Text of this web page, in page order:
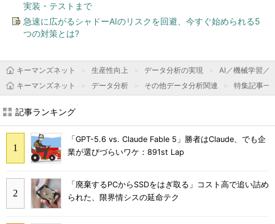
実装・テストまで
急速に広がるシャドーAIのリスクを回避、今すぐ始められる5
つの対策とは?
キーマンズネット 生産性向上 データ分析の実現
AI／機械学習／
キーマンズネット
データ分析 その他データ分析関連 特集記事一
記事ランキング
「GPT-5.6 vs. Claude Fable 5」勝者はClaude、でも企
業が選びづらいワケ：891st Lap
「廃棄するPCからSSDをはぎ取る」コスト高で追い詰め
られた、限界情シスの延命テク